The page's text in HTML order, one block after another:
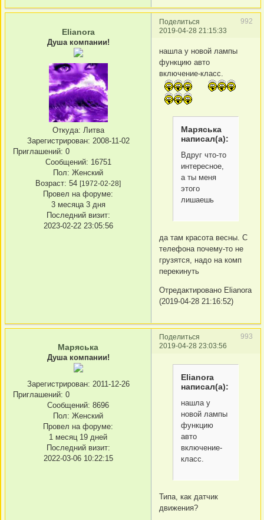
Поделиться
992
2019-04-28 21:15:33
Elianora
Душа компании!
Откуда: Литва
Зарегистрирован: 2008-11-02
Приглашений: 0
Сообщений: 16751
Пол: Женский
Возраст: 54 [1972-02-28]
Провел на форуме:
3 месяца 3 дня
Последний визит:
2023-02-22 23:05:56
нашла у новой лампы
функцию авто
включение-класс.
Маряська
написал(а):
Вдруг что-то
интересное,
а ты меня
этого
лишаешь
да там красота весны. С
телефона почему-то не
грузятся, надо на комп
перекинуть
Отредактировано Elianora
(2019-04-28 21:16:52)
Поделиться
993
2019-04-28 23:03:56
Маряська
Душа компании!
Зарегистрирован: 2011-12-26
Приглашений: 0
Сообщений: 8696
Пол: Женский
Провел на форуме:
1 месяц 19 дней
Последний визит:
2022-03-06 10:22:15
Elianora
написал(а):
нашла у
новой лампы
функцию
авто
включение-
класс.
Типа, как датчик
движения?